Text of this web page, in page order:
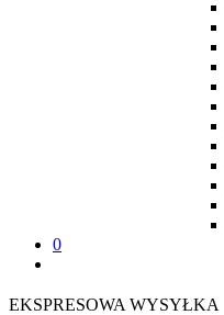
0
EKSPRESOWA WYSYŁKA